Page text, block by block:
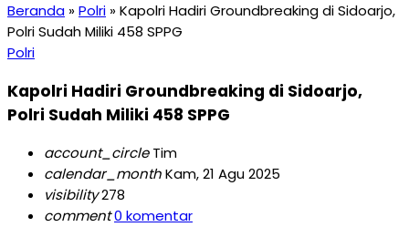
Beranda »Polri »Kapolri Hadiri Groundbreaking di Sidoarjo,
Polri Sudah Miliki 458 SPPG
Polri
Kapolri Hadiri Groundbreaking di Sidoarjo,
Polri Sudah Miliki 458 SPPG
account_circleTim
calendar_monthKam, 21 Agu 2025
visibility278
comment0 komentar